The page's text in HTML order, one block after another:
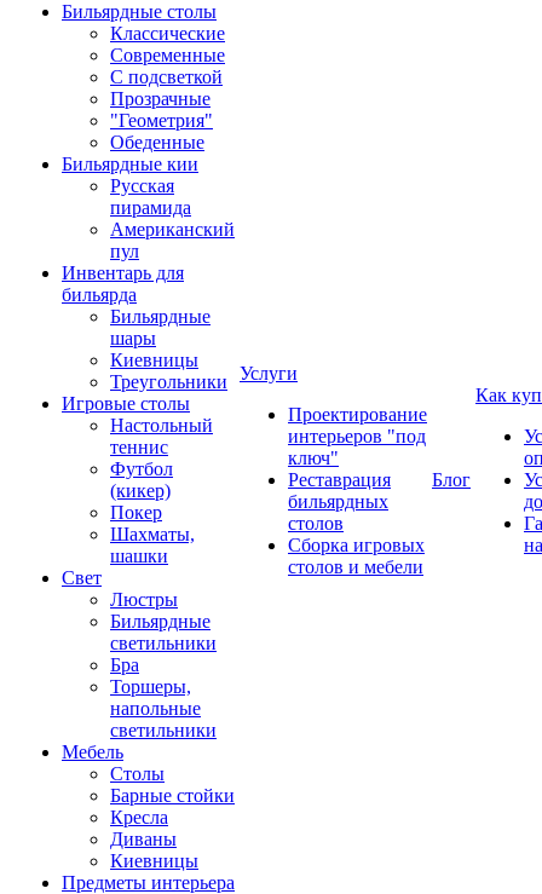
Бильярдные столы
Классические
Современные
С подсветкой
Прозрачные
"Геометрия"
Обеденные
Бильярдные кии
Русская
пирамида
Американский
пул
Инвентарь для
бильярда
Бильярдные
шары
Киевницы
Треугольники
Игровые столы
Настольный
теннис
Футбол
(кикер)
Покер
Шахматы,
шашки
Свет
Люстры
Бильярдные
светильники
Бра
Торшеры,
напольные
светильники
Мебель
Столы
Барные стойки
Кресла
Диваны
Киевницы
Предметы интерьера
Услуги
Проектирование
интерьеров "под
ключ"
Реставрация
бильярдных
столов
Сборка игровых
столов и мебели
Блог
Как